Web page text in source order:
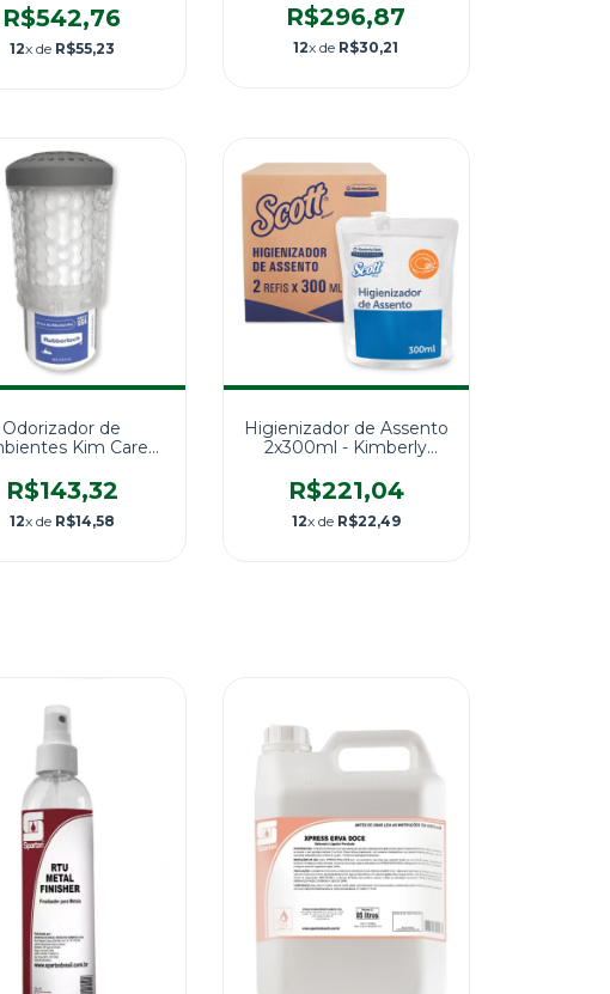
com 2.700 Folhas
R$542,76
12x de R$55,23
R$296,87
12x de R$30,21
Odorizador de
Kim Care
1X48ML
R$143,32
12x de R$14,58
Higienizador de Assento
2x300ml - Kimberly
R$221,04
12x de R$22,49